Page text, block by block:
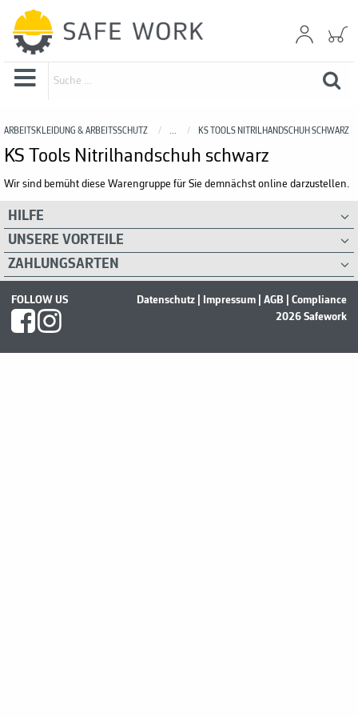
ARBEITSKLEIDUNG & ARBEITSSCHUTZ ... KS TOOLS NITRILHANDSCHUH SCHWARZ
KS Tools Nitrilhandschuh schwarz
Wir sind bemüht diese Warengruppe für Sie demnächst online darzustellen.
HILFE
UNSERE VORTEILE
ZAHLUNGSARTEN
FOLLOW US Datenschutz Impressum AGB
Compliance
2026 Safework